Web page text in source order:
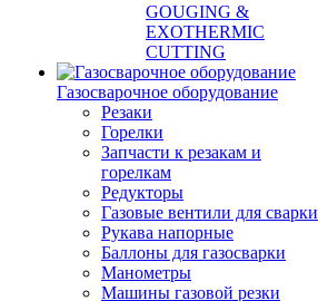
GOUGING &
EXOTHERMIC
CUTTING
Газосварочное оборудование
Резаки
Горелки
Запчасти к резакам и
горелкам
Редукторы
Газовые вентили для сварки
Рукава напорные
Баллоны для газосварки
Манометры
Машины газовой резки